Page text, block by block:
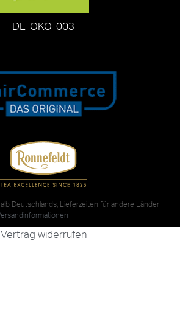
DE-ÖKO-003
Deutschlands, Lieferzeiten für andere Länder
Vertrag widerrufen